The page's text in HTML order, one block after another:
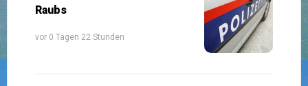
Raubs
vor 0 Tagen 22 Stunden